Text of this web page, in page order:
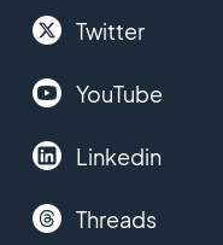
Twitter
YouTube
Linkedin
Threads